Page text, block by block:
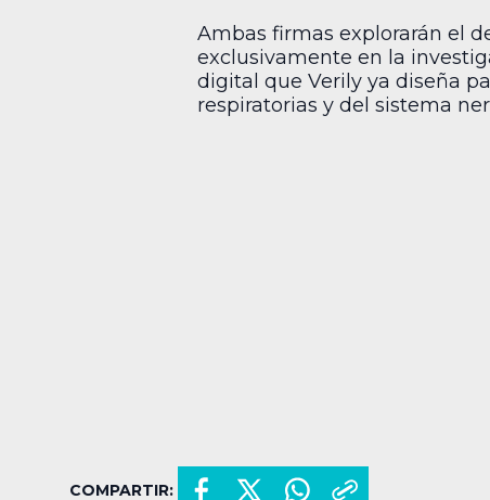
Ambas firmas explorarán el
exclusivamente en la
digital que Verily ya diseña
respiratorias y del sistema
COMPARTIR: